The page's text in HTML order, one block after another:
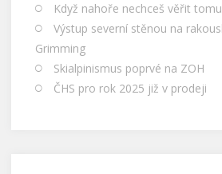
Když nahoře nechceš věřit
Výstup severní stěnou na
Grimming
Skialpinismus poprvé na ZOH
ČHS pro rok 2025 již v prodeji